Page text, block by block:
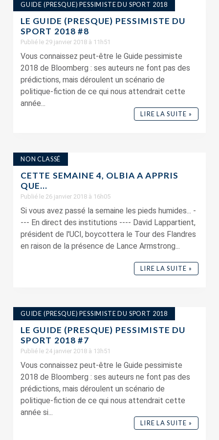
GUIDE (PRESQUE) PESSIMISTE DU SPORT 2018
LE GUIDE (PRESQUE) PESSIMISTE DU
SPORT 2018 #8
Publié le 29 janvier 2018 à 11h51
Vous connaissez peut-être le Guide pessimiste
2018 de Bloomberg : ses auteurs ne font pas des
prédictions, mais déroulent un scénario de
politique-fiction de ce qui nous attendrait cette
année...
LIRE LA SUITE »
NON CLASSÉ
CETTE SEMAINE 4, OLBIA A APPRIS
QUE…
Publié le 26 janvier 2018 à 16h05
Si vous avez passé la semaine les pieds humides... -
--- En direct des institutions ---- David Lappartient,
président de l'UCI, boycottera le Tour des Flandres
en raison de la présence de Lance Armstrong...
LIRE LA SUITE »
GUIDE (PRESQUE) PESSIMISTE DU SPORT 2018
LE GUIDE (PRESQUE) PESSIMISTE DU
SPORT 2018 #7
Publié le 24 janvier 2018 à 13h51
Vous connaissez peut-être le Guide pessimiste
2018 de Bloomberg : ses auteurs ne font pas des
prédictions, mais déroulent un scénario de
politique-fiction de ce qui nous attendrait cette
année si...
LIRE LA SUITE »